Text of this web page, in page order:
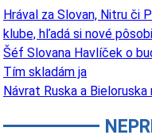
Hrával za Slovan, Nitru či
klube, hľadá si nové
Šéf Slovana Havlíček o
Tím skladám ja
Návrat Ruska a